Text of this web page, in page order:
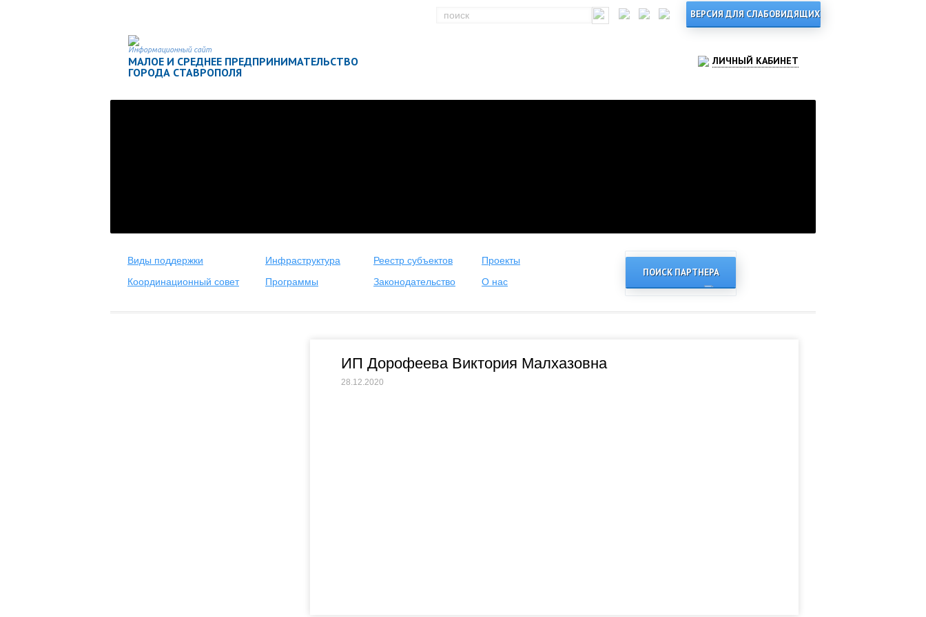
Информационный сайт
МАЛОЕ И СРЕДНЕЕ ПРЕДПРИНИМАТЕЛЬСТВО
ГОРОДА СТАВРОПОЛЯ
ЛИЧНЫЙ КАБИНЕТ
Виды поддержки Инфраструктура Реестр субъектов
Проекты
Координационный совет
Программы Законодательство О нас
ПОИСК ПАРТНЕРА
ИП Дорофеева Виктория Малхазовна
28.12.2020